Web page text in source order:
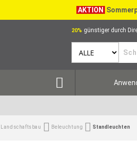
AKTION
20% günstiger durch
Landschaftsbau Beleuchtung Standleuchten